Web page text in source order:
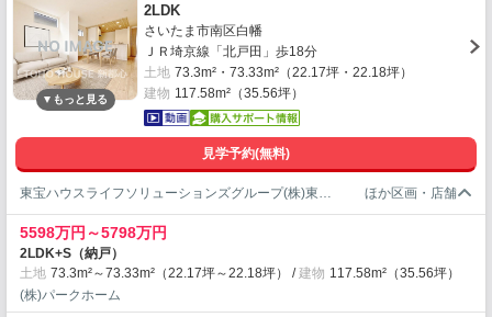
2LDK
さいたま市南区白幡
ＪＲ埼京線「北戸田」歩18分
土地 73.3m²・73.33m²（22.17坪・22.18坪）
建物 117.58m²（35.56坪）
見学予約(無料)
東宝ハウスライフソリューションズグループ(株)東宝ハウス新都心3課
5598万円～5798万円
2LDK+S（納戸）
土地 73.3m²～73.33m²（22.17坪～22.18坪） 建物 117.58m²（35.56坪）
(株)パークホーム